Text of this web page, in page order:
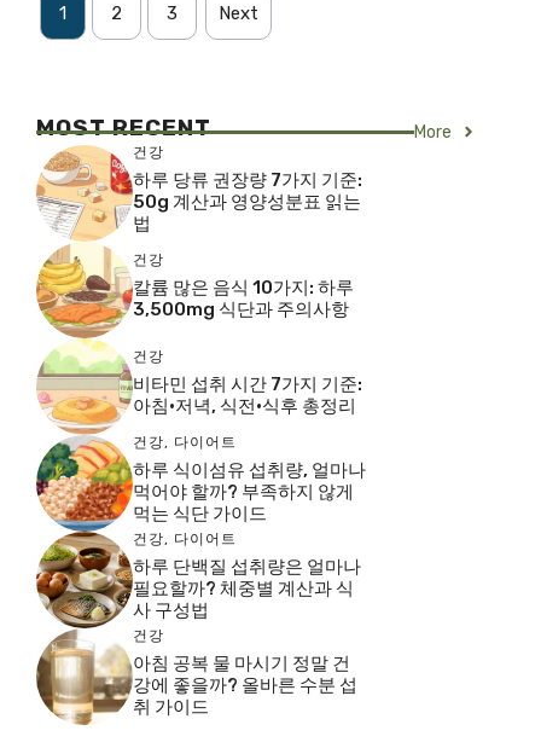
1 2 3 Next
MOST RECENT More
건강
하루 당류 권장량 7가지 기준:
50g 계산과 영양성분표 읽는
법
건강
칼륨 많은 음식 10가지: 하루
3,500mg 식단과 주의사항
건강
비타민 섭취 시간 7가지 기준:
아침·저녁, 식전·식후 총정리
건강, 다이어트
하루 식이섬유 섭취량, 얼마나
먹어야 할까? 부족하지 않게
먹는 식단 가이드
건강, 다이어트
하루 단백질 섭취량은 얼마나
필요할까? 체중별 계산과 식
사 구성법
건강
아침 공복 물 마시기 정말 건
강에 좋을까? 올바른 수분 섭
취 가이드